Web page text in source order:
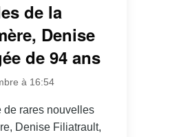
de la
Denise
de 94 ans
à 16:54
de rares nouvelles
Denise Filiatrault,